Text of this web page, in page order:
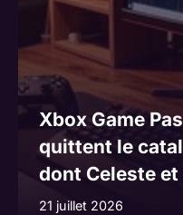
Xbox Game
quittent le
dont Celeste
21 juillet 2026